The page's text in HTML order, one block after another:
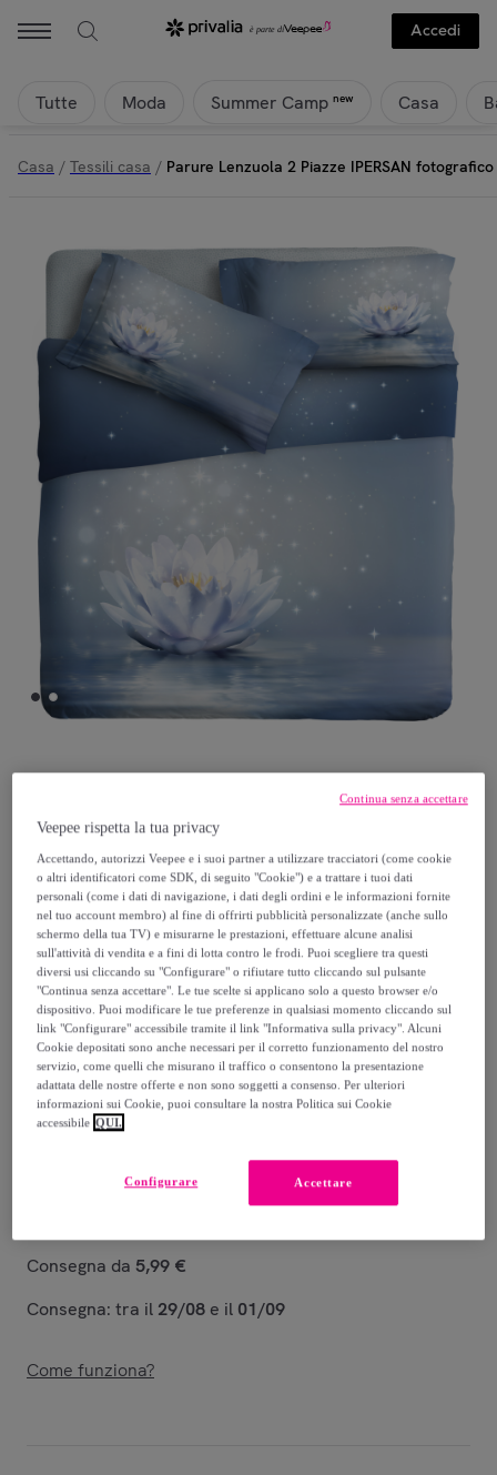
Accedi
Tutte Moda Summer Camp new Casa
Casa / Tessili casa / Parure Lenzuola 2 Piazze IPERSAN
Ipersan
Parure Lenzuola 2 Piazze IPERSAN
fotografico Fine-Art Fiore di Loto
Modello: Parure Lenzuola 2 Piazze
IPERSAN fotografico Fine-Art Fiore di Loto
47,90 €
130,00 €
-63%
Venduto daIPERSAN - La Casa in Armonia
Consegna da 5,99 €
Consegna: tra il 29/08 e il 01/09
Come funziona?
Veepee rispetta la tua privacy
Accettando, autorizzi Veepee e i suoi partner a utilizzare tracciatori (come cookie
o altri identificatori come SDK, di seguito "Cookie") e a trattare i tuoi dati
personali (come i dati di navigazione, i dati degli ordini e le informazioni fornite
nel tuo account membro) al fine di offrirti pubblicità personalizzate (anche sullo
schermo della tua TV) e misurarne le prestazioni, effettuare alcune analisi
sull'attività di vendita e a fini di lotta contro le frodi. Puoi scegliere tra questi
diversi usi cliccando su "Configurare" o rifiutare tutto cliccando sul pulsante
"Continua senza accettare". Le tue scelte si applicano solo a questo browser e/o
dispositivo. Puoi modificare le tue preferenze in qualsiasi momento cliccando sul
link "Configurare" accessibile tramite il link "Informativa sulla privacy". Alcuni
Cookie depositati sono anche necessari per il corretto funzionamento del nostro
servizio, come quelli che misurano il traffico o consentono la presentazione
adattata delle nostre offerte e non sono soggetti a consenso. Per ulteriori
informazioni sui Cookie, puoi consultare la nostra Politica sui Cookie
accessibile QUI.
Accettare
Configurare
Continua senza accettare